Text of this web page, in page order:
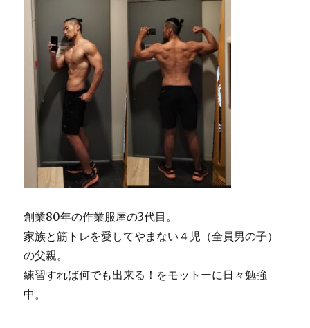
創業80年の作業服屋の3代目。
家族と筋トレを愛してやまない４児（全員男の子）
の父親。
練習すれば何でも出来る！をモットーに日々勉強
中。